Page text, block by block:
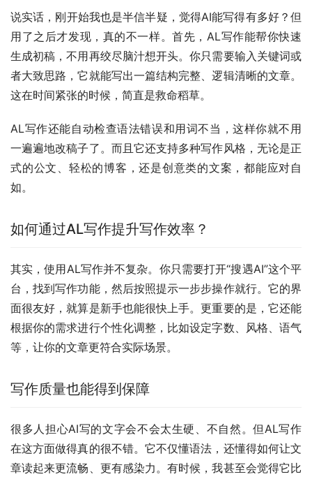
说实话，刚开始我也是半信半疑，觉得AI能写得有多好？但
用了之后才发现，真的不一样。首先，AL写作能帮你快速
生成初稿，不用再绞尽脑汁想开头。你只需要输入关键词或
者大致思路，它就能写出一篇结构完整、逻辑清晰的文章。
这在时间紧张的时候，简直是救命稻草。
AL写作还能自动检查语法错误和用词不当，这样你就不用
一遍遍地改稿子了。而且它还支持多种写作风格，无论是正
式的公文、轻松的博客，还是创意类的文案，都能应对自
如。
如何通过AL写作提升写作效率？
其实，使用AL写作并不复杂。你只需要打开“搜遇AI”这个平
台，找到写作功能，然后按照提示一步步操作就行。它的界
面很友好，就算是新手也能很快上手。更重要的是，它还能
根据你的需求进行个性化调整，比如设定字数、风格、语气
等，让你的文章更符合实际场景。
写作质量也能得到保障
很多人担心AI写的文字会不会太生硬、不自然。但AL写作
在这方面做得真的很不错。它不仅懂语法，还懂得如何让文
章读起来更流畅、更有感染力。有时候，我甚至会觉得它比